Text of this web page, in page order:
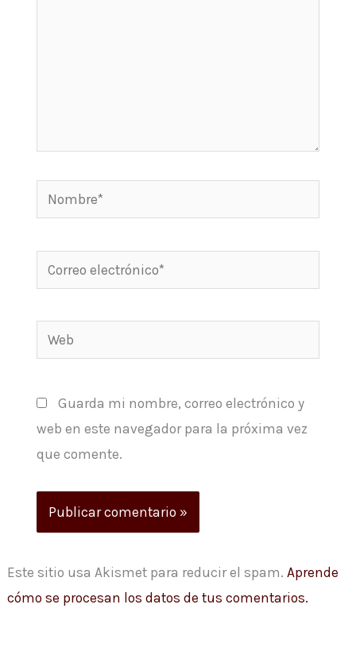
Nombre*
Correo
electrónico*
Web
Guarda mi nombre, correo electrónico y
web en este navegador para la próxima vez
que comente.
Este sitio usa Akismet para reducir el spam.Aprende
cómo se procesan los datos de tus comentarios.